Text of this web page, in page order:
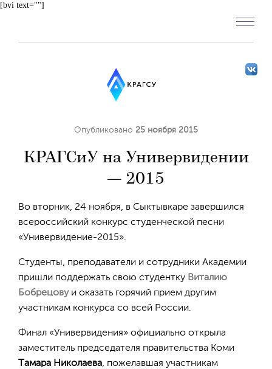
[bvi text=""]
Опубликовано 25 ноября 2015
КРАГСиУ на Универвидении
— 2015
Во вторник, 24 ноября, в Сыктывкаре завершился
всероссийский конкурс студенческой песни
«Универвидение-2015».
Студенты, преподаватели и сотрудники Академии
пришли поддержать свою студентку Виталию
Бобрецовуи оказать горячий прием другим
участникам конкурса со всей России.
Финал «Универвидения» официально открыла
заместитель председателя правительства Коми
Тамара Николаева, пожелавшая участникам